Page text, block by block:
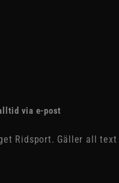
via e-post
Ridsport. Gäller all text